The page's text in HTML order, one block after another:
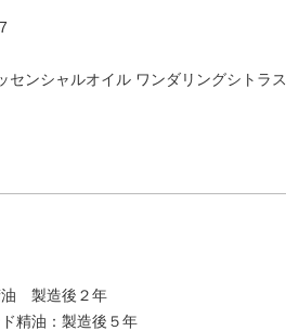
センシャルオイル ワンダリングシトラス
油 製造後２年
精油：製造後５年